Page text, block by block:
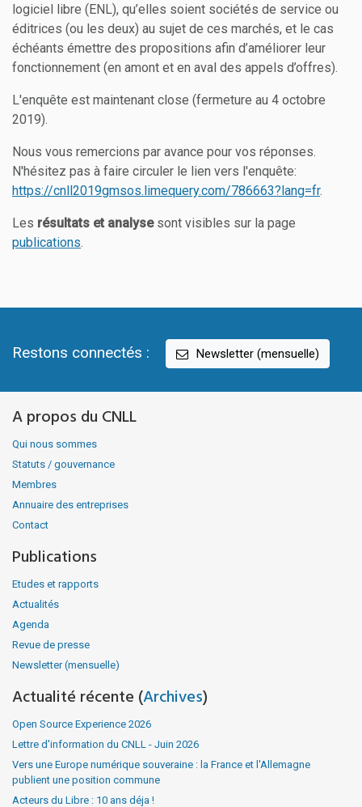
logiciel libre (ENL), qu’elles soient sociétés de service ou
éditrices (ou les deux) au sujet de ces marchés, et le cas
échéants émettre des propositions afin d’améliorer leur
fonctionnement (en amont et en aval des appels d’offres).
L'enquête est maintenant close (fermeture au 4 octobre
2019).
Nous vous remercions par avance pour vos réponses.
N'hésitez pas à faire circuler le lien vers l'enquête:
https://cnll2019gmsos.limequery.com/786663?lang=fr.
Les résultats et analysesont visibles sur la page
publications.
Restons connectés : Newsletter (mensuelle)
A propos du CNLL
Qui nous sommes
Statuts / gouvernance
Membres
Annuaire des entreprises
Contact
Publications
Etudes et rapports
Actualités
Agenda
Revue de presse
Newsletter (mensuelle)
Actualité récente (Archives)
Open Source Experience 2026
Lettre d'information du CNLL - Juin 2026
Vers une Europe numérique souveraine : la France et l'Allemagne
publient une position commune
Acteurs du Libre : 10 ans déja !